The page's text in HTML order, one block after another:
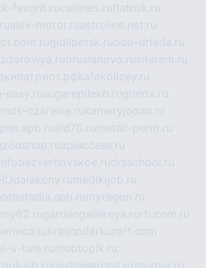
favorit.rucarlines.ruflatnsk.ru
alex-motor.ruastroline.net.ru
gidlipetsk.ruooo-driada.ru
zdoroviya.rubruslanovo.rusiterem.ru
kafekolizey.ru
easy.rusugarepilekb.rugrinox.ru
msts-ozarenie.rukameryjooan.ru
aid70.ru metall-perm.ru
apiaccess.ru
bezverhovskoe.rudrsschool.ru
dalakony.ru medikijob.ru
myragon.ru
gardengallereya.ru rti.com.ru
krasnodarkurort.com
v-tule.ru mobtopik.ru